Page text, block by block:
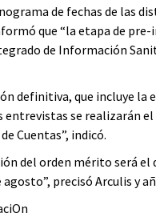
de fechas de las
que “la etapa de
de Información
definitiva, que incluye la
entrevistas se realizarán
Cuentas”, indicó.
del orden mérito será el
agosto”, precisó Arculis y